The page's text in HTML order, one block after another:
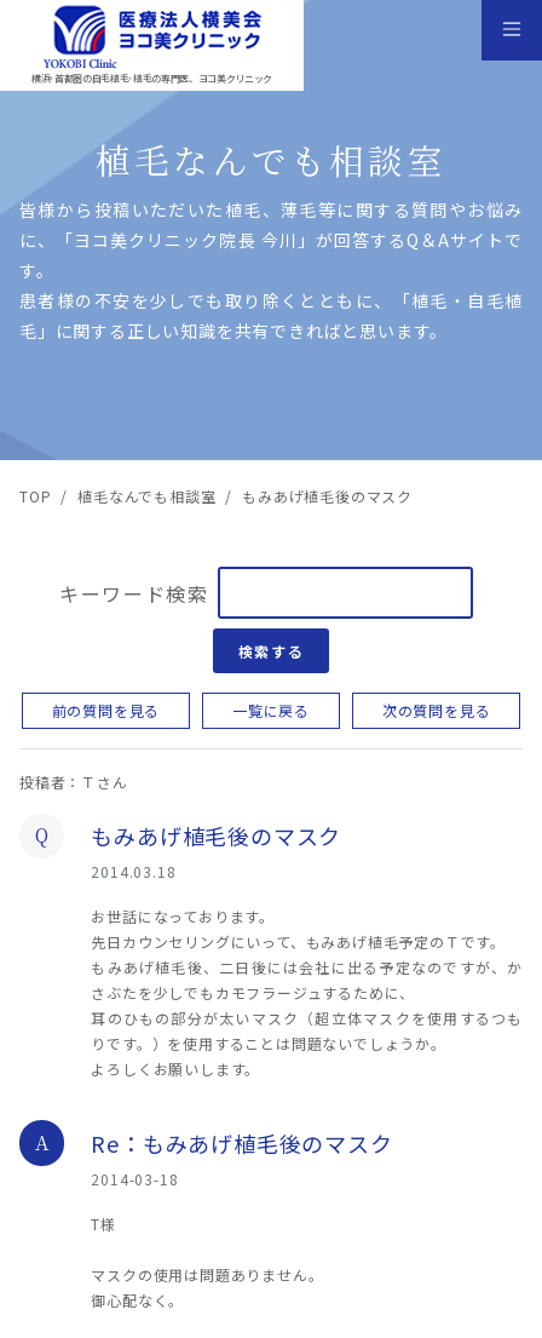
横浜･首都圏の自毛植毛･植毛の専門医、ヨコ美クリニック
植毛なんでも相談室
皆様から投稿いただいた植⽑、薄⽑等に関する質問やお悩み
に、「ヨコ美クリニック院⻑ 今川」が回答するQ＆Aサイトで
す。
患者様の不安を少しでも取り除くとともに、「植⽑・⾃⽑植
⽑」に関する正しい知識を共有できればと思います。
TOP / 植毛なんでも相談室 / もみあげ植毛後のマスク
キーワード検索
検索する
前の質問を見る 一覧に戻る 次の質問を見る
投稿者：Ｔさん
Q もみあげ植毛後のマスク
2014.03.18
お世話になっております。
先日カウンセリングにいって、もみあげ植毛予定のＴです。
もみあげ植毛後、二日後には会社に出る予定なのですが、か
さぶたを少しでもカモフラージュするために、
耳のひもの部分が太いマスク（超立体マスクを使用するつも
りです。）を使用することは問題ないでしょうか。
よろしくお願いします。
A Re：もみあげ植毛後のマスク
2014-03-18
T様
マスクの使用は問題ありません。
御心配なく。